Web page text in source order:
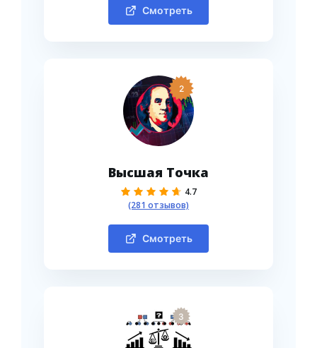
Смотреть
2
Высшая Точка
4.7
(281 отзывов)
Смотреть
3